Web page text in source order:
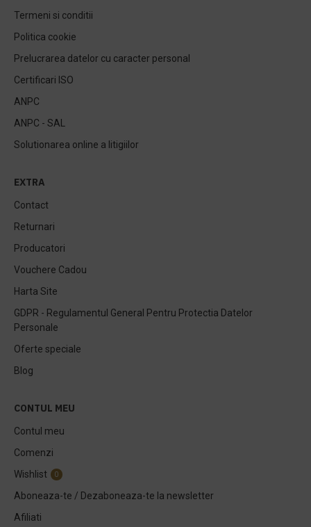
Termeni si conditii
Politica cookie
Prelucrarea datelor cu caracter personal
Certificari ISO
ANPC
ANPC - SAL
Solutionarea online a litigiilor
EXTRA
Contact
Returnari
Producatori
Vouchere Cadou
Harta Site
GDPR - Regulamentul General Pentru Protectia Datelor
Personale
Oferte speciale
Blog
CONTUL MEU
Contul meu
Comenzi
Wishlist
0
Aboneaza-te / Dezaboneaza-te la newsletter
Afiliati